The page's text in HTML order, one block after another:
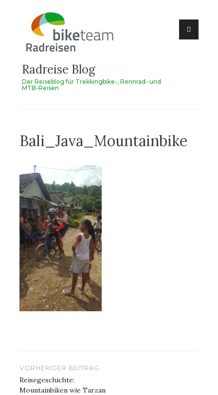
springen
Radreise Blog
Der Reiseblog für Trekkingbike-, Rennrad- und
MTB-Reisen
Bali_Java_Mountainbike
Beitragsnavigation
VORHERIGER BEITRAG
Reisegeschichte:
Mountainbiken wie Tarzan